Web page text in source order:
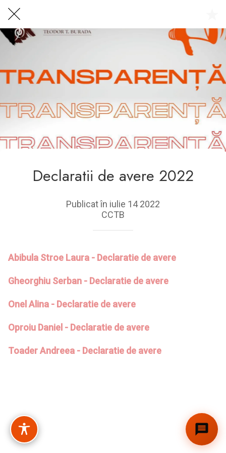
Declaratii de avere 2022
Publicat în iulie 14 2022
CCTB
Abibula Stroe Laura - Declaratie de avere
Gheorghiu Serban - Declaratie de avere
Onel Alina - Declaratie de avere
Oproiu Daniel - Declaratie de avere
Toader Andreea - Declaratie de avere
Centrul Burada 🇷🇴